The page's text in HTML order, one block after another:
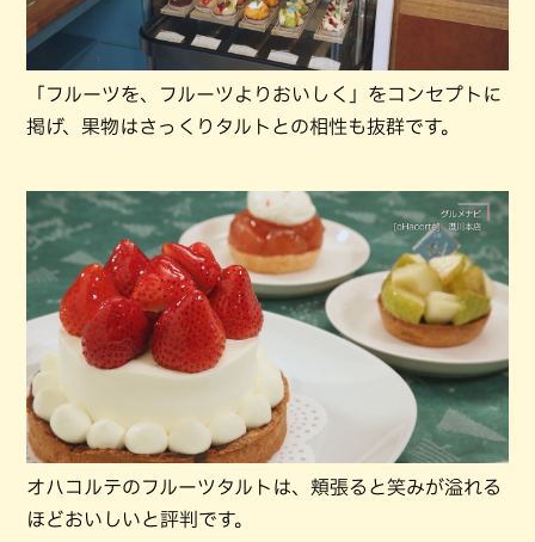
「フルーツを、フルーツよりおいしく」をコンセプトに
掲げ、果物はさっくりタルトとの相性も抜群です。
オハコルテのフルーツタルトは、頬張ると笑みが溢れる
ほどおいしいと評判です。